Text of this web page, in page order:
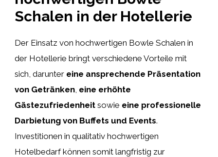
Schalen in der Hotellerie
Der Einsatz von hochwertigen Bowle Schalen in
der Hotellerie bringt verschiedene Vorteile mit
sich, darunter eine ansprechende Präsentation
von Getränken eine erhöhte
Gästezufriedenheit sowie eine professionelle
Darbietung von Buffets und Events.
Investitionen in qualitativ hochwertigen
Hotelbedarf können somit langfristig zur